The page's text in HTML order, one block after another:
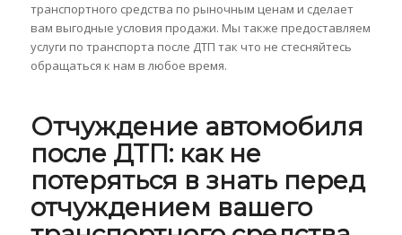
транспортного средства по рыночным ценам и сделает
вам выгодные условия продажи. Мы также предоставляем
услуги по транспорта после ДТП так что не стесняйтесь
обращаться к нам в любое время.
Отчуждение автомобиля
после ДТП: как не
потеряться в знать перед
отчуждением вашего